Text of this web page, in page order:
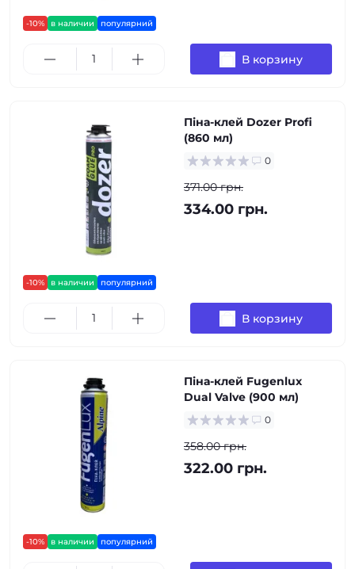
-10% в наличии популярний
В корзину
-10% в наличии популярний
Піна-клей Dozer Profi
(860 мл)
0
371.00 грн.
334.00 грн.
В корзину
-10% в наличии популярний
Піна-клей Fugenlux
Dual Valve (900 мл)
0
358.00 грн.
322.00 грн.